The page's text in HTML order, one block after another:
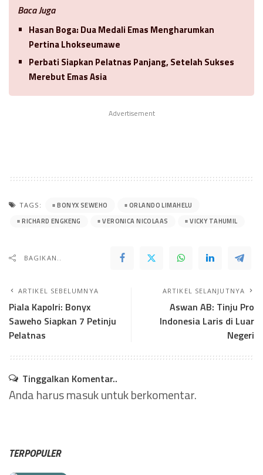
Baca Juga
Hasan Boga: Dua Medali Emas Mengharumkan
Pertina Lhokseumawe
Perbati Siapkan Pelatnas Panjang, Setelah Sukses
Merebut Emas Asia
Advertisement
TAGS: BONYX SEWEHO
ORLANDO LIMAHELU
RICHARD ENGKENG
VERONICA NICOLAAS VICKY TAHUMIL
BAGIKAN..
ARTIKEL SEBELUMNYA
Piala Kapolri: Bonyx
Saweho Siapkan 7 Petinju
Pelatnas
ARTIKEL SELANJUTNYA
Aswan AB: Tinju Pro
Indonesia Laris di Luar
Negeri
Tinggalkan Komentar..
Anda harusmasukuntuk berkomentar.
TERPOPULER